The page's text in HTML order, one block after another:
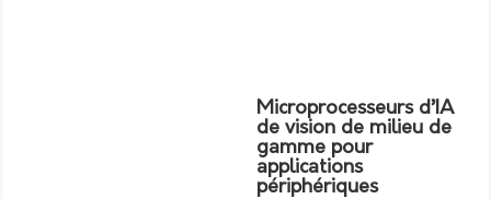
Microprocesseurs d’IA
de vision de milieu de
gamme pour
applications
périphériques